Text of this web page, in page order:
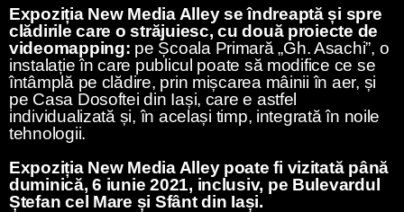
Expoziția New Media Alley se îndreaptă și spre
clădirile care o străjuiesc, cu două proiecte de
videomapping: pe Școala Primară „Gh. Asachi”, o
instalație în care publicul poate să modifice ce se
întâmplă pe clădire, prin mișcarea mâinii în aer, și
pe Casa Dosoftei din Iași, care e astfel
individualizată și, în același timp, integrată în noile
tehnologii.
Expoziția New Media Alley poate fi vizitată până
duminică, 6 iunie 2021, inclusiv, pe Bulevardul
Ștefan cel Mare și Sfânt din Iași.